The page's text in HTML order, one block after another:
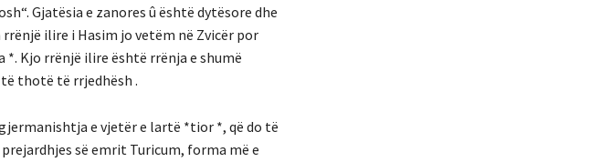
Gjatësia e zanores û është dytësore dhe
ilire i Hasim jo vetëm në Zvicër por
Kjo rrënjë ilire është rrënja e shumë
thotë të rrjedhësh .
e vjetër e lartë *tior *, që do të
së emrit Turicum, forma më e